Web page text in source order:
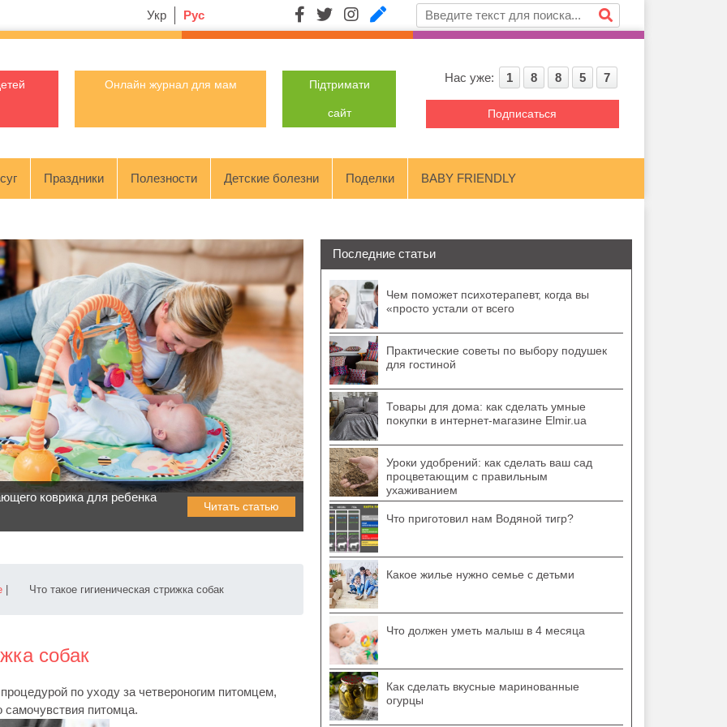
Укр Рус
Онлайн журнал для мам Підтримати
сайт
Нас уже: 1 8 8 5 7
Подписаться
Праздники Полезности Детские болезни Поделки BABY FRIENDLY
коврика для ребенка
Читать статью
Что такое гигиеническая стрижка собак
собак
по уходу за четвероногим питомцем,
самочувствия питомца.
Последние статьи
Чем поможет психотерапевт, когда вы
«просто устали от всего
Практические советы по выбору подушек
для гостиной
Товары для дома: как сделать умные
покупки в интернет-магазине Elmir.ua
Уроки удобрений: как сделать ваш сад
процветающим с правильным
ухаживанием
Что приготовил нам Водяной тигр?
Какое жилье нужно семье с детьми
Что должен уметь малыш в 4 месяца
Как сделать вкусные маринованные
огурцы